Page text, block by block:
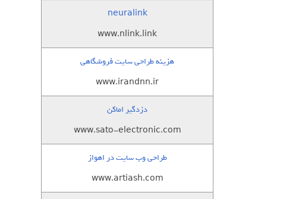
neuralink
www.nlink.link
هزینه طراحی سایت فروشگاهی
www.irandnn.ir
دزدگیر اماکن
www.sato-electronic.com
طراحی وب سایت در اهواز
www.artiash.com